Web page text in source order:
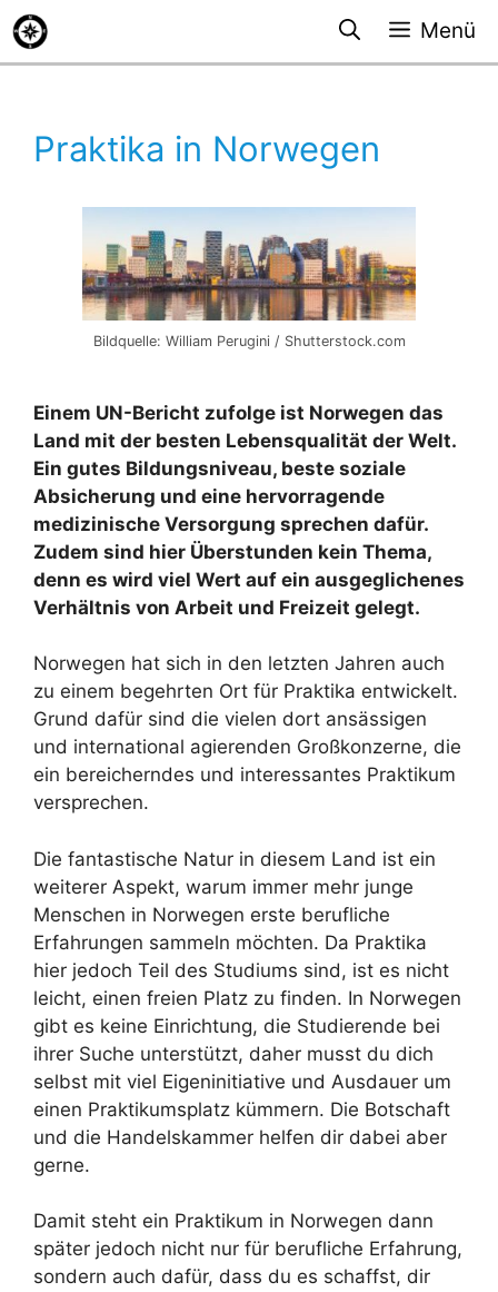
Zum
Inhalt
springen
Menü
Praktika in Norwegen
Bildquelle: William Perugini / Shutterstock.com
Einem UN-Bericht zufolge ist Norwegen das
Land mit der besten Lebensqualität der Welt.
Ein gutes Bildungsniveau, beste soziale
Absicherung und eine hervorragende
medizinische Versorgung sprechen dafür.
Zudem sind hier Überstunden kein Thema,
denn es wird viel Wert auf ein ausgeglichenes
Verhältnis von Arbeit und Freizeit gelegt.
Norwegen hat sich in den letzten Jahren auch
zu einem begehrten Ort für Praktika entwickelt.
Grund dafür sind die vielen dort ansässigen
und international agierenden Großkonzerne, die
ein bereicherndes und interessantes Praktikum
versprechen.
Die fantastische Natur in diesem Land ist ein
weiterer Aspekt, warum immer mehr junge
Menschen in Norwegen erste berufliche
Erfahrungen sammeln möchten. Da Praktika
hier jedoch Teil des Studiums sind, ist es nicht
leicht, einen freien Platz zu finden. In Norwegen
gibt es keine Einrichtung, die Studierende bei
ihrer Suche unterstützt, daher musst du dich
selbst mit viel Eigeninitiative und Ausdauer um
einen Praktikumsplatz kümmern. Die Botschaft
und die Handelskammer helfen dir dabei aber
gerne.
Damit steht ein Praktikum in Norwegen dann
später jedoch nicht nur für berufliche Erfahrung,
sondern auch dafür, dass du es schaffst, dir